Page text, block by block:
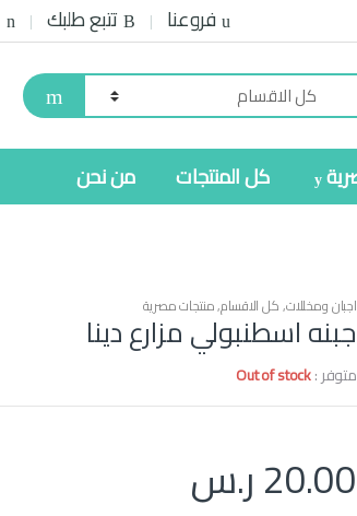
فروعنا تتبع طلبك
كل المنتجات من نحن
اجبان ومخللات,كل الاقسام,منتجات مصرية
جبنه اسطنبولي مزارع دينا
متوفر :Out of stock
20.00ر.س